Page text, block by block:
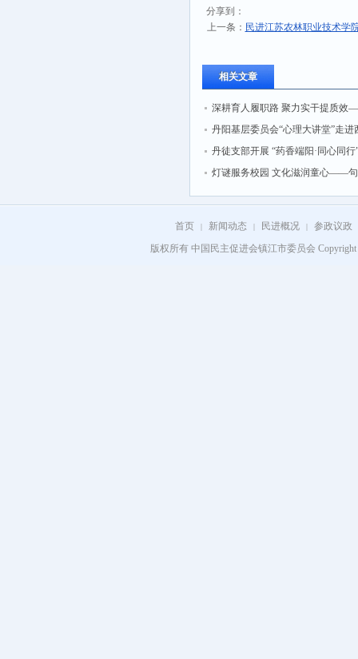
分享到：
上一条： 民进江苏农林职业技术学
相关文章
深耕育人履职路 聚力实干提质效
州小教支部召开2026年年中工作会
丹阳基层委员会“心理大讲堂”走进
街社区 为基层群众“解压舒心”
丹徒支部开展 “药香端阳·同心同行
学习实践活动
灯谜服务校园 文化滋润童心——
部开展“灯谜服务校园”主题活动
首页 | 新闻动态 | 民进概况 |
参政议政
版权所有 中国民主促进会镇江市委员会 Copyright